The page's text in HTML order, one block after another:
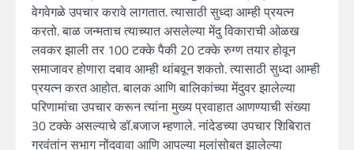
वेगवेगळे उपचार करावे लागतात. त्यासाठी सुध्दा आम्ही प्रयत्न
करतो. बाळ जन्मताच त्याच्यात असलेल्या मेंदु विकाराची ओळख
लवकर झाली तर 100 टक्के पैकी 20 टक्के रुग्ण तयार होवून
समाजावर होणारा दबाव आम्ही थांबवून शकतो. त्यासाठी सुध्दा आम्ही
प्रयत्न करत आहोत. बालक आणि बालिकांच्या मेंदुवर झालेल्या
परिणामांचा उपचार करून त्यांना मुख्य प्रवाहात आणण्याची संख्या
30 टक्के असल्याचे डॉ.बजाज म्हणाले. नांदेडच्या उपचार शिबिरात
गरवंतांन सभाग नोंदवावा आणि आपल्या मुलांसोबत झालेल्या